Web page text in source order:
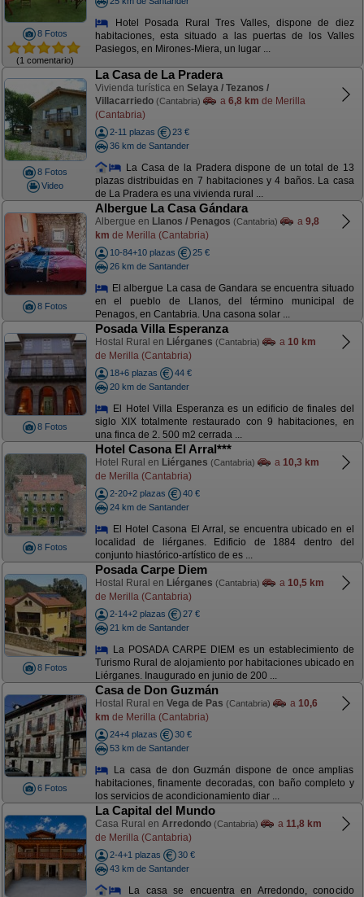
8 Fotos
(1 comentario)
Hotel Posada Rural Tres Valles, dispone de diez
habitaciones, esta situado a las puertas de los Valles
Pasiegos, en Mirones-Miera, un lugar ...
8 Fotos
Video
La Casa de La Pradera
Vivienda turística en Selaya / Tezanos /
Villacarriedo (Cantabria) a 6,8 km de Merilla
(Cantabria)
2-11 plazas
23 €
36 km de Santander
La Casa de la Pradera dispone de un total de 13
plazas distribuidas en 7 habitaciones y 4 baños. La casa
de La Pradera es una vivienda rural ...
8 Fotos
Albergue La Casa Gándara
Albergue en Llanos / Penagos (Cantabria) a 9,8
km de Merilla (Cantabria)
10-84+10 plazas
25 €
26 km de Santander
El albergue La casa de Gandara se encuentra situado
en el pueblo de Llanos, del término municipal de
Penagos, en Cantabria. Una casona solar ...
8 Fotos
Posada Villa Esperanza
Hostal Rural en Liérganes (Cantabria) a 10 km
de Merilla (Cantabria)
18+6 plazas
44 €
20 km de Santander
El Hotel Villa Esperanza es un edificio de finales del
siglo XIX totalmente restaurado con 9 habitaciones, en
una finca de 2. 500 m2 cerrada ...
8 Fotos
Hotel Casona El Arral***
Hotel Rural en Liérganes (Cantabria) a 10,3 km
de Merilla (Cantabria)
2-20+2 plazas
40 €
24 km de Santander
El Hotel Casona El Arral, se encuentra ubicado en el
localidad de liérganes. Edificio de 1884 dentro del
conjunto hiastórico-artístico de es ...
8 Fotos
Posada Carpe Diem
Hostal Rural en Liérganes (Cantabria) a 10,5 km
de Merilla (Cantabria)
2-14+2 plazas
27 €
21 km de Santander
La POSADA CARPE DIEM es un establecimiento de
Turismo Rural de alojamiento por habitaciones ubicado en
Liérganes. Inaugurado en junio de 200 ...
6 Fotos
Casa de Don Guzmán
Hostal Rural en Vega de Pas (Cantabria) a 10,6
km de Merilla (Cantabria)
24+4 plazas
30 €
53 km de Santander
La casa de don Guzmán dispone de once amplias
habitaciones, finamente decoradas, con baño completo y
los servicios de acondicionamiento diar ...
La Capital del Mundo
Casa Rural en Arredondo (Cantabria) a 11,8 km
de Merilla (Cantabria)
2-4+1 plazas
30 €
43 km de Santander
La casa se encuentra en Arredondo, conocido